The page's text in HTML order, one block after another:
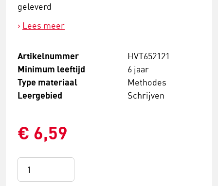
geleverd
Lees meer
Artikelnummer HVT652121
Minimum leeftijd 6 jaar
Type materiaal Methodes
Leergebied Schrijven
€ 6,59